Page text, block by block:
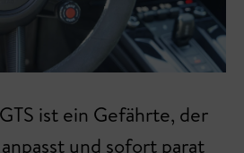
ist ein Gefährte, der
und sofort parat